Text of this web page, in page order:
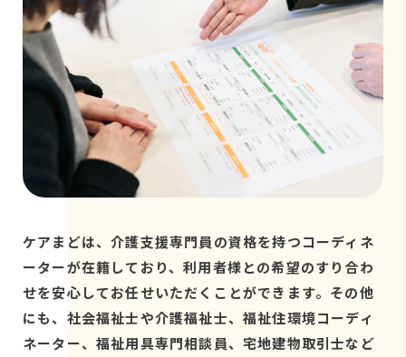
ケアまどは、介護支援専門員の資格を持つコーディネ
ーターが在籍しており、利用者様との希望のすり合わ
せを安心してお任せいただくことができます。その他
にも、社会福祉士や介護福祉士、福祉住環境コーディ
ネーター、福祉用具専門相談員、宅地建物取引士など